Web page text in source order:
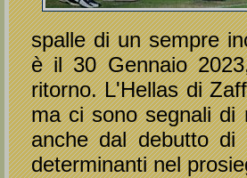
spalle di un sempre
è il 30 Gennaio
ritorno. L'Hellas di
ma ci sono segnali di
anche dal debutto di
determinanti nel